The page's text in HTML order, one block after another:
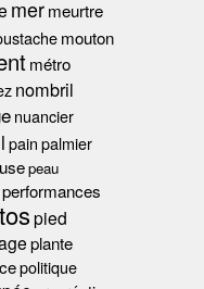
mermeurtre
mouton
métro
nombril
nuancier
painpalmier
peau
performances
pied
plante
politique